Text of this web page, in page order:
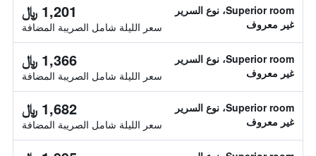
Superior room، نوع السرير
غير معروف
1,201 ﷼
سعر الليلة شامل الصريبة المضافة
Superior room، نوع السرير
غير معروف
1,366 ﷼
سعر الليلة شامل الصريبة المضافة
Superior room، نوع السرير
غير معروف
1,682 ﷼
سعر الليلة شامل الصريبة المضافة